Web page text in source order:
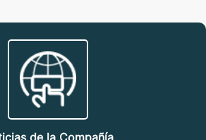
de la Compañía